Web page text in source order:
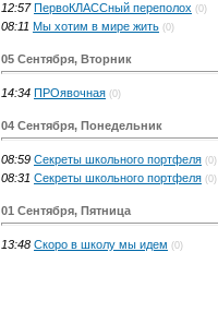
12:57 ПервоКЛАССный переполох (0)
08:11 Мы хотим в мире жить (0)
05 Сентября, Вторник
14:34 ПРОявочная (0)
04 Сентября, Понедельник
08:59 Секреты школьного портфеля (0)
08:31 Секреты школьного портфеля (0)
01 Сентября, Пятница
13:48 Скоро в школу мы идем (0)